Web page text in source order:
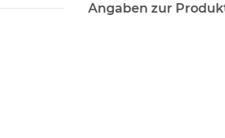
Angaben zur